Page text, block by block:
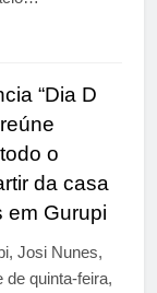
“Dia D
o
da casa
em Gurupi
Josi Nunes,
de quinta-feira,